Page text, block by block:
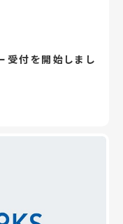
受付を開始しまし